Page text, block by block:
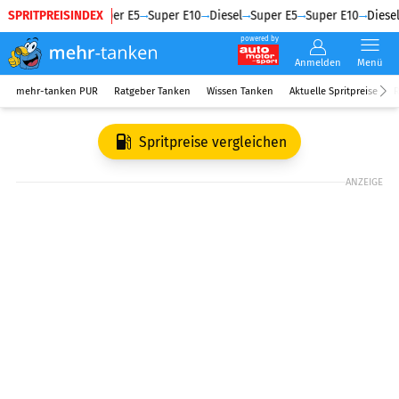
SPRITPREISINDEX
Diesel Super E5 Super E10 Diesel Super E5 Super E10 Diesel
powered by
Anmelden Menü
mehr-tanken PUR Ratgeber Tanken Wissen Tanken Aktuelle Spritpreise
Spritpreise vergleichen
ANZEIGE